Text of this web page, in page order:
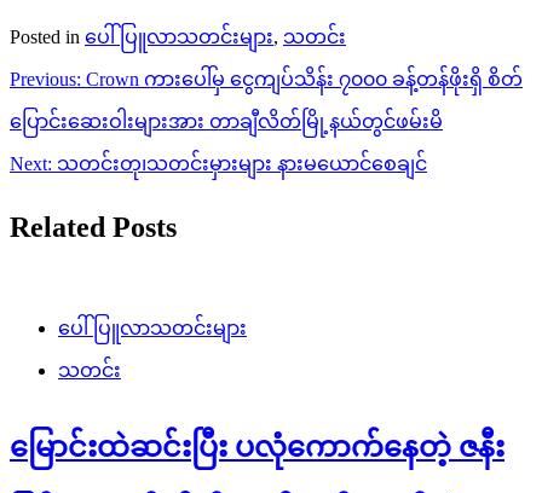
Posted in ပေါ်ပြူလာသတင်းများ, သတင်း
Post
navigation
Previous: Crown ကားပေါ်မှ ငွေကျပ်သိန်း ၇၀၀၀ ခန့်တန်ဖိုးရှိ စိတ်
ပြောင်းဆေးဝါးများအား တာချီလိတ်မြို့နယ်တွင်ဖမ်းမိ
Next: သတင်းတု၊သတင်းမှားများ နားမယောင်စေချင်
Related Posts
ပေါ်ပြူလာသတင်းများ
သတင်း
မြောင်းထဲဆင်းပြီး ပလုံကောက်နေတဲ့ ဇနီး